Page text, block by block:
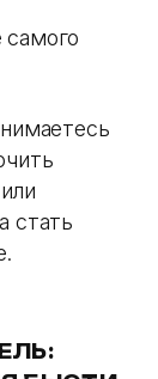
стать